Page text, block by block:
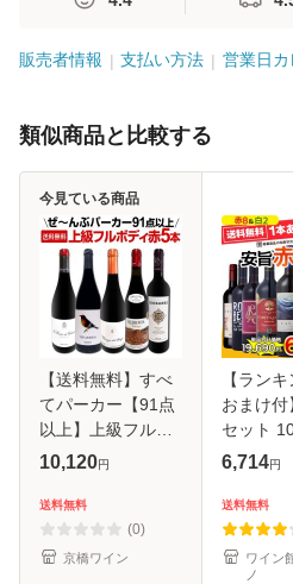
販売者情報 支払い方法 営業日
類似商品と比較する
【送料無料】すべ
てパーカー【91点
以上】上級フルボ
ディ赤ワイン5本セ
10,120円
送料無料
(0)
京橋ワイン
今見ている商品
【ラン
おまけ付
セット
672円 赤
金賞入り
セット 辛
メダルワ
6,714円
送料無料
ワイン
ノ